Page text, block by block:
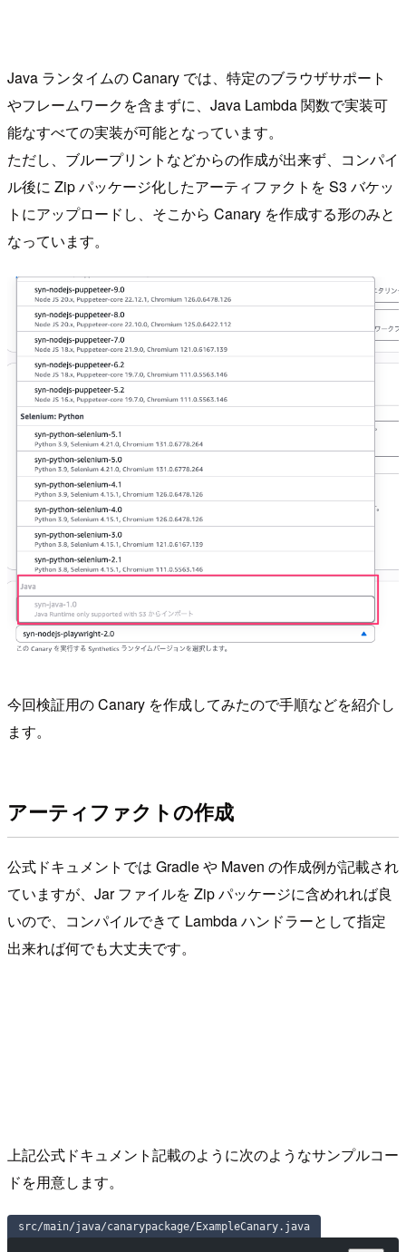
Java ランタイムの Canary では、特定のブラウザサポート
やフレームワークを含まずに、Java Lambda 関数で実装可
能なすべての実装が可能となっています。
ただし、ブループリントなどからの作成が出来ず、コンパイ
ル後に Zip パッケージ化したアーティファクトを S3 バケッ
トにアップロードし、そこから Canary を作成する形のみと
なっています。
今回検証用の Canary を作成してみたので手順などを紹介し
ます。
アーティファクトの作成
公式ドキュメントでは Gradle や Maven の作成例が記載され
ていますが、Jar ファイルを Zip パッケージに含めれれば良
いので、コンパイルできて Lambda ハンドラーとして指定
出来れば何でも大丈夫です。
上記公式ドキュメント記載のように次のようなサンプルコー
ドを用意します。
src/main/java/canarypackage/ExampleCanary.java